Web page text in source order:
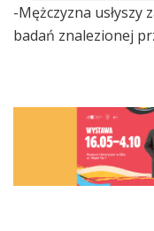
-Mężczyzna usłyszy
badań znalezionej